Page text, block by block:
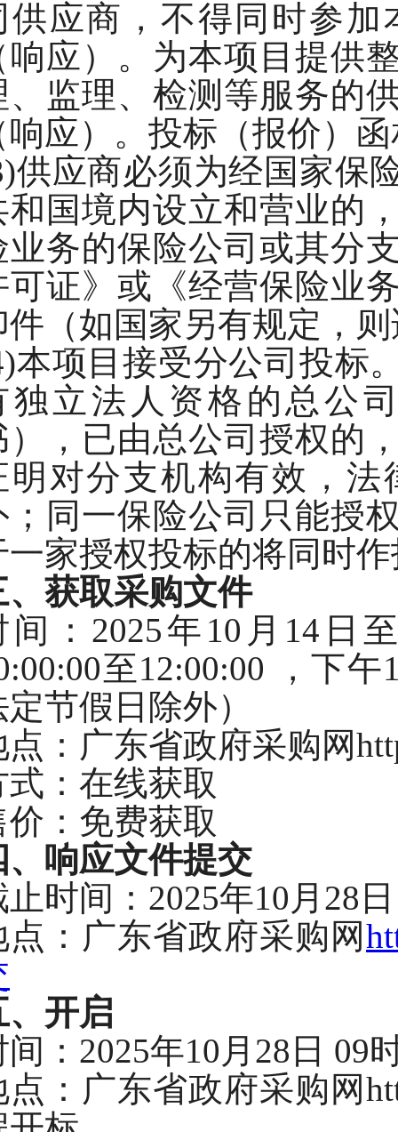
供应商，不得同时参
响应）。为本项目提供
、监理、检测等服务的
响应）。投标（报价）
供应商必须为经国家保
和国境内设立和营业的
业务的保险公司或其分
可证》或《经营保险业
件（如国家另有规定，
本项目接受分公司投标
独立法人资格的总公
），已由总公司授权的
明对分支机构有效，
；同一保险公司只能授
一家授权投标的将同时
获取采购文件
间： 2025年10月14日
至12:00:00 ，下午
节假日除外）
： 广东省政府采购网
式：在线获取
价：免费获取
响应文件提交
时间： 2025年10月28
： 广东省政府采购网
开启
： 2025年10月28日 09
点：广东省政府采购网